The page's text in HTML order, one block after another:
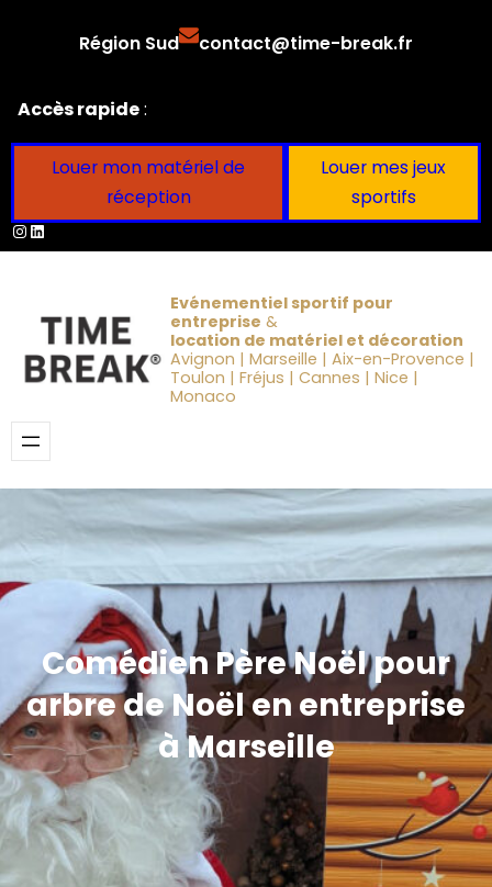
Région Sud contact@time-break.fr
Accès rapide:
Louer mon matériel de
réception
Louer mes jeux
sportifs
Instagram
LinkedIn
Evénementiel sportif pour
entreprise &
location de matériel et décoration
Avignon | Marseille | Aix-en-Provence |
Toulon | Fréjus | Cannes | Nice |
Monaco
Comédien Père Noël pour
arbre de Noël en entreprise
à Marseille